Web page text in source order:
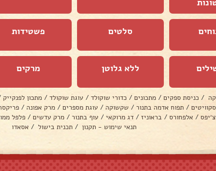
סלטים פשטידות
ללא גלוטן מרקים
/ כניסת ספקים / מתכונים / כדורי שוקולד / עוגת שוקולד / מתכון לפנקייק
/ תפוח אדמה בתנור / שקשוקה / עוגת מספרים / מרק אפונה /
/ אלפחורס / בראוניז / דג מרוקאי / עוף בתנור / מרק עדשים / פלפל
תנאי שימוש - תקנון / תכנית בישול / אסאדו